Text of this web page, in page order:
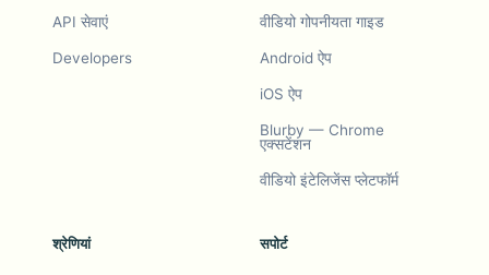
API सेवाएं
Developers
वीडियो गोपनीयता गाइड
Android ऐप
iOS ऐप
Blurby — Chrome
एक्सटेंशन
वीडियो इंटेलिजेंस प्लेटफॉर्म
श्रेणियां सपोर्ट